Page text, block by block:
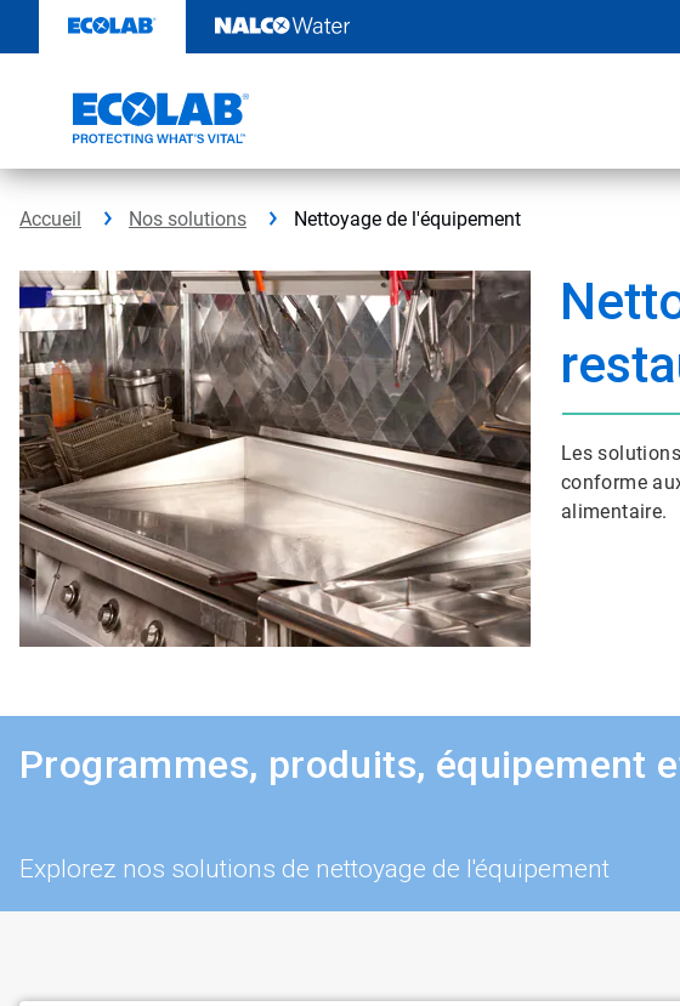
contenu​​​​​​​
Accueil Nos solutions Nettoyage de l'équipement
Les
conforme
alimentaire.
Programmes, produits, équipement
Explorez nos solutions de nettoyage de l'équipement